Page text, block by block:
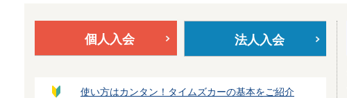
個人入会 法人入会
使い方はカンタン！タイムズカーの基本をご紹介